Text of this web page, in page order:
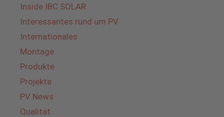
Inside IBC SOLAR
Interessantes rund um PV
Internationales
Montage
Produkte
Projekte
PV News
Qualität